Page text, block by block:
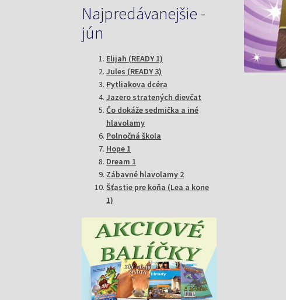
Najpredávanejšie -
jún
Elijah (READY 1)
Jules (READY 3)
Pytliakova dcéra
Jazero stratených dievčat
Čo dokáže sedmička a iné
hlavolamy
Polnočná škola
Hope 1
Dream 1
Zábavné hlavolamy 2
Šťastie pre koňa (Lea a kone
1)